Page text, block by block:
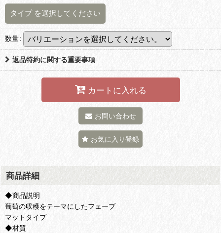
タイプ を選択してください
数量:
返品特約に関する重要事項
カートに入れる
お問い合わせ
お気に入り登録
商品詳細
◆商品説明
葡萄の収穫をテーマにしたフェーブ
マットタイプ
◆材質